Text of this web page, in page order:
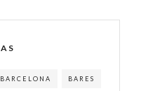
BARCELONA BARES